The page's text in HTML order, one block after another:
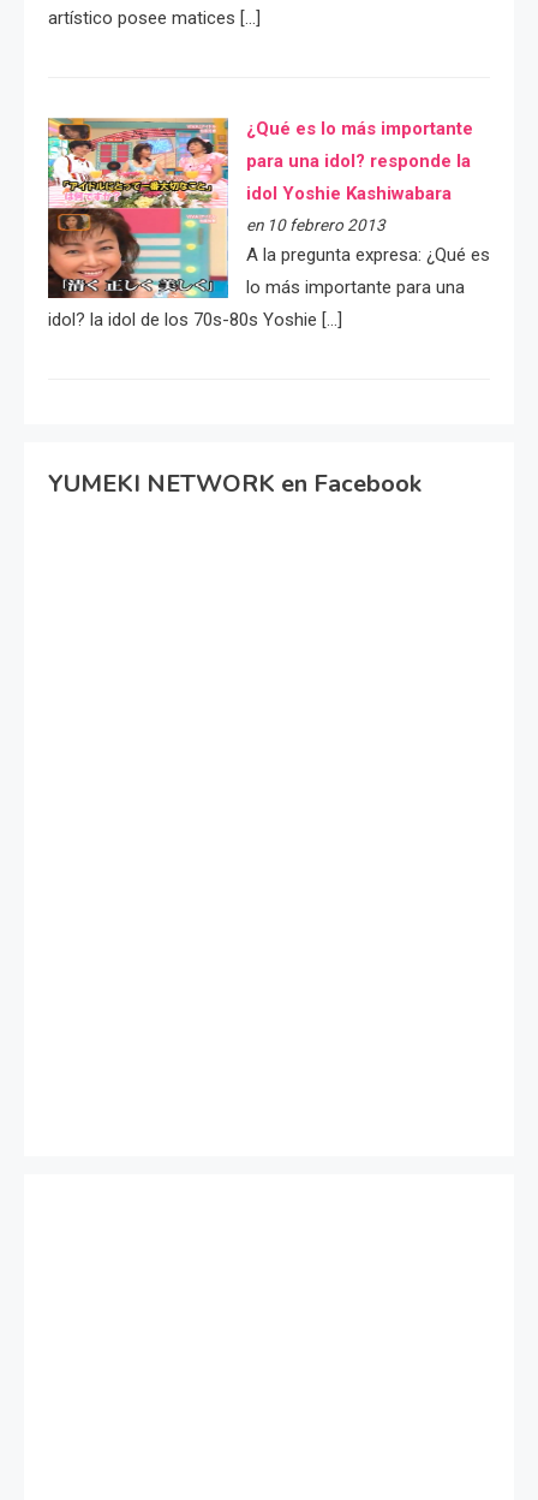
artístico posee matices […]
¿Qué es lo más importante
para una idol? responde la
idol Yoshie Kashiwabara
en 10 febrero 2013
A la pregunta expresa: ¿Qué es
lo más importante para una
idol? la idol de los 70s-80s Yoshie […]
YUMEKI NETWORK en Facebook